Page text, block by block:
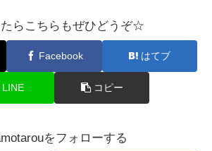
らこちらもぜひどうぞ☆
Facebook はてブ
LINE コピー
をフォローする